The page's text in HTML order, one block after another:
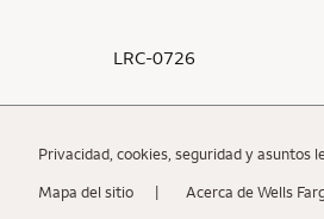
LRC-0726
Privacidad, cookies, seguridad y asuntos
Mapa del sitio
Acerca de Wells